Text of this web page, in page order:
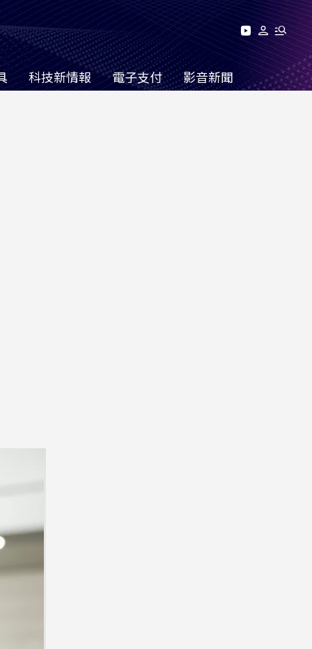
科技新情報 電子支付 影音新聞